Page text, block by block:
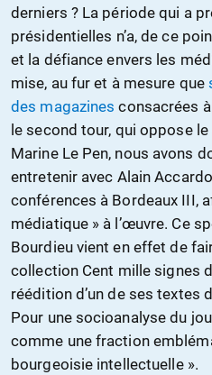
derniers ? La période qui a
présidentielles n’a, de ce
et la défiance envers les
mise, au fur et à mesure que
des magazines consacrées
le second tour, qui oppose
Marine Le Pen, nous avons
entretenir avec Alain
conférences à Bordeaux III,
médiatique » à l’œuvre. Ce
Bourdieu vient en effet de
collection Cent mille signes
réédition d’un de ses textes
Pour une socioanalyse du
comme une fraction
bourgeoisie intellectuelle ».